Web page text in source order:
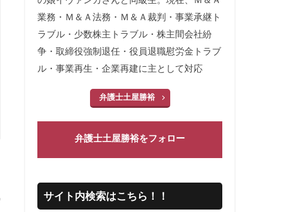
業務・Ｍ＆Ａ法務・Ｍ＆Ａ裁判・事業承継ト
ラブル・少数株主トラブル・株主間会社紛
争・取締役強制退任・役員退職慰労金トラブ
ル・事業再生・企業再建に主として対応
弁護士土屋勝裕
弁護士土屋勝裕をフォロー
サイト内検索はこちら！！